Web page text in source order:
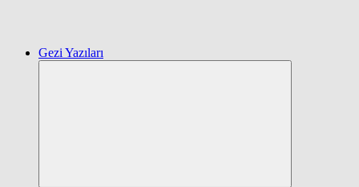
Gezi Yazıları